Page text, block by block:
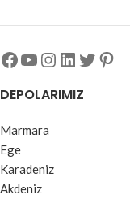
DEPOLARIMIZ
Marmara
Ege
Karadeniz
Akdeniz